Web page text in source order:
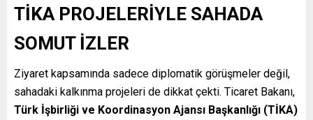
TİKA PROJELERİYLE SAHADA
SOMUT İZLER
Ziyaret kapsamında sadece diplomatik görüşmeler değil,
sahadaki kalkınma projeleri de dikkat çekti. Ticaret Bakanı,
Türk İşbirliği ve Koordinasyon Ajansı Başkanlığı (TİKA)